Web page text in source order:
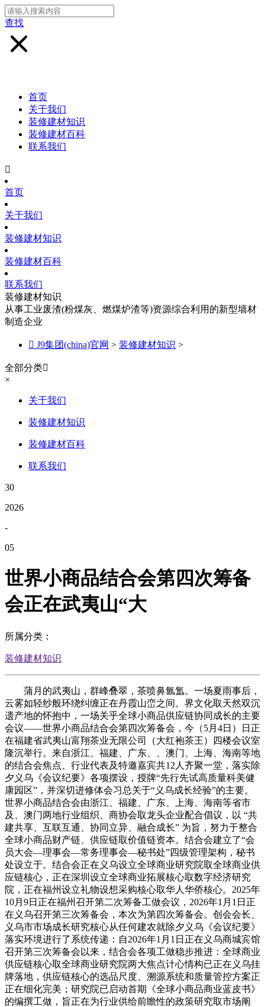
查找
首页
关于我们
装修建材知识
装修建材百科
联系我们

首页
关于我们
装修建材知识
装修建材百科
联系我们
装修建材知识
从事工业废渣(粉煤灰、燃煤炉渣等)资源综合利用的新型墙材
制造企业
 J9集团(china)官网 > 装修建材知识 >
全部分类
×
关于我们
装修建材知识
装修建材百科
联系我们
30
2026
-
05
世界小商品结合会第四次筹备
会正在武夷山“大
所属分类：
装修建材知识
蒲月的武夷山，群峰叠翠，茶喷鼻氤氲。一场夏雨事后，
云雾如轻纱般环绕纠缠正在丹霞山峦之间。界文化取天然双沉
遗产地的怀抱中，一场关乎全球小商品供应链协同成长的主要
会议——世界小商品结合会第四次筹备会，今（5月4日）日正
在福建省武夷山富翔茶业无限公司（大红袍茶王）四楼会议室
隆沉举行。来自浙江、福建、广东、、澳门、上海、海南等地
的结合会焦点、行业代表及特邀嘉宾共12人齐聚一堂，落实除
夕义乌《会议纪要》各项摆设，授牌“先行先试高质量科美健
康园区”，并深切进修体会习总关于“义乌成长经验”的主要。
世界小商品结合会由浙江、福建、广东、上海、海南等省市
及、澳门两地行业组织、商协会取龙头企业配合倡议，以 “共
建共享、互联互通、协同立异、融合成长” 为旨，努力于整合
全球小商品财产链、供应链取价值链资本。结合会建立了“会
员大会—理事会—常务理事会—秘书处”四级管理架构，秘书
处设立于。结合会正在义乌设立全球商业研究院取全球商业供
应链核心，正在深圳设立全球商业拓展核心取数字经济研究
院，正在福州设立礼物设想采购核心取华人华侨核心。2025年
10月9日正在福州召开第二次筹备工做会议，2026年1月1日正
在义乌召开第三次筹备会，本次为第四次筹备会。创会会长、
义乌市市场成长研究核心从任何建农就除夕义乌《会议纪要》
落实环境进行了系统传递：自2026年1月1日正在义乌商城宾馆
召开第三次筹备会以来，结合会各项工做稳步推进：全球商业
供应链核心取全球商业研究院两大焦点计心情构已正在义乌挂
牌落地，供应链核心的选品尺度、溯源系统和质量管控方案正
正在细化完美；研究院已启动首期《全球小商品商业蓝皮书》
的编撰工做，旨正在为行业供给前瞻性的政策研究取市场阐